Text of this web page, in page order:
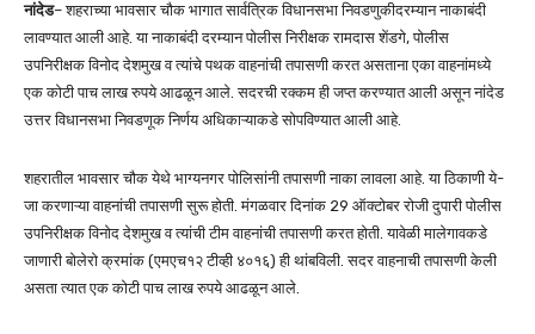
नांदेड– शहराच्या भावसार चौक भागात सार्वत्रिक विधानसभा निवडणुकीदरम्यान नाकाबंदी
लावण्यात आली आहे. या नाकाबंदी दरम्यान पोलीस निरीक्षक रामदास शेंडगे, पोलीस
उपनिरीक्षक विनोद देशमुख व त्यांचे पथक वाहनांची तपासणी करत असताना एका वाहनांमध्ये
एक कोटी पाच लाख रुपये आढळून आले. सदरची रक्कम ही जप्त करण्यात आली असून नांदेड
उत्तर विधानसभा निवडणूक निर्णय अधिकाऱ्याकडे सोपविण्यात आली आहे.
शहरातील भावसार चौक येथे भाग्यनगर पोलिसांनी तपासणी नाका लावला आहे. या ठिकाणी ये-
जा करणाऱ्या वाहनांची तपासणी सुरू होती. मंगळवार दिनांक 29 ऑक्टोबर रोजी दुपारी पोलीस
उपनिरीक्षक विनोद देशमुख व त्यांची टीम वाहनांची तपासणी करत होती. यावेळी मालेगावकडे
जाणारी बोलेरो क्रमांक (एमएच१२ टीव्ही ४०१६) ही थांबविली. सदर वाहनाची तपासणी केली
असता त्यात एक कोटी पाच लाख रुपये आढळून आले.